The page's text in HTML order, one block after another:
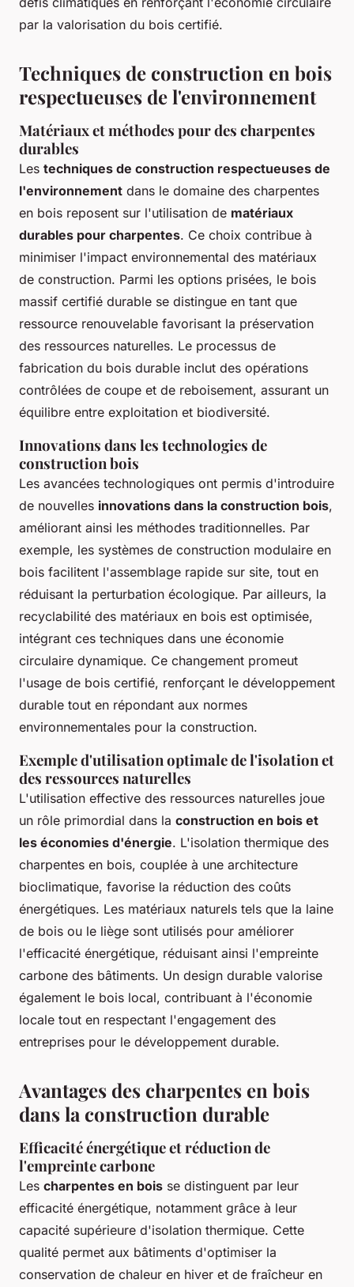
par la valorisation du bois certifié.
Techniques de construction en bois
respectueuses de l'environnement
Matériaux et méthodes pour des charpentes
durables
Les techniques de construction respectueuses de
l'environnement dans le domaine des charpentes
en bois reposent sur l'utilisation de matériaux
durables pour charpentes. Ce choix contribue à
minimiser l'impact environnemental des matériaux
de construction. Parmi les options prisées, le bois
massif certifié durable se distingue en tant que
ressource renouvelable favorisant la préservation
des ressources naturelles. Le processus de
fabrication du bois durable inclut des opérations
contrôlées de coupe et de reboisement, assurant un
équilibre entre exploitation et biodiversité.
Innovations dans les technologies de
construction bois
Les avancées technologiques ont permis d'introduire
de nouvelles innovations dans la construction bois,
améliorant ainsi les méthodes traditionnelles. Par
exemple, les systèmes de construction modulaire en
bois facilitent l'assemblage rapide sur site, tout en
réduisant la perturbation écologique. Par ailleurs, la
recyclabilité des matériaux en bois est optimisée,
intégrant ces techniques dans une économie
circulaire dynamique. Ce changement promeut
l'usage de bois certifié, renforçant le développement
durable tout en répondant aux normes
environnementales pour la construction.
Exemple d'utilisation optimale de l'isolation et
des ressources naturelles
L'utilisation effective des ressources naturelles joue
un rôle primordial dans la construction en bois et
les économies d'énergie. L'isolation thermique des
charpentes en bois, couplée à une architecture
bioclimatique, favorise la réduction des coûts
énergétiques. Les matériaux naturels tels que la laine
de bois ou le liège sont utilisés pour améliorer
l'efficacité énergétique, réduisant ainsi l'empreinte
carbone des bâtiments. Un design durable valorise
également le bois local, contribuant à l'économie
locale tout en respectant l'engagement des
entreprises pour le développement durable.
Avantages des charpentes en bois
dans la construction durable
Efficacité énergétique et réduction de
l'empreinte carbone
Les charpentes en bois se distinguent par leur
efficacité énergétique, notamment grâce à leur
capacité supérieure d'isolation thermique. Cette
qualité permet aux bâtiments d'optimiser la
conservation de chaleur en hiver et de fraîcheur en